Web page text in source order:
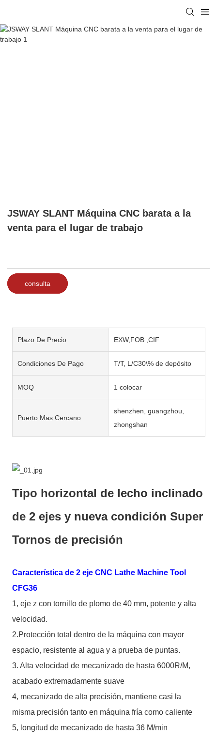
JSWAY SLANT Máquina CNC barata a la
venta para el lugar de trabajo
consulta
Plazo De Precio EXW,FOB ,CIF
Condiciones De Pago T/T, L/C30\% de depósito
MOQ 1 colocar
Puerto Mas Cercano
shenzhen, guangzhou,
zhongshan
Tipo horizontal de lecho inclinado
de 2 ejes y nueva condición Super
Tornos de precisión
Característica de 2 eje CNC Lathe Machine Tool
CFG36
1, eje z con tornillo de plomo de 40 mm, potente y alta
velocidad.
2.Protección total dentro de la máquina con mayor
espacio, resistente al agua y a prueba de puntas.
3. Alta velocidad de mecanizado de hasta 6000R/M,
acabado extremadamente suave
4, mecanizado de alta precisión, mantiene casi la
misma precisión tanto en máquina fría como caliente
5, longitud de mecanizado de hasta 36 M/min